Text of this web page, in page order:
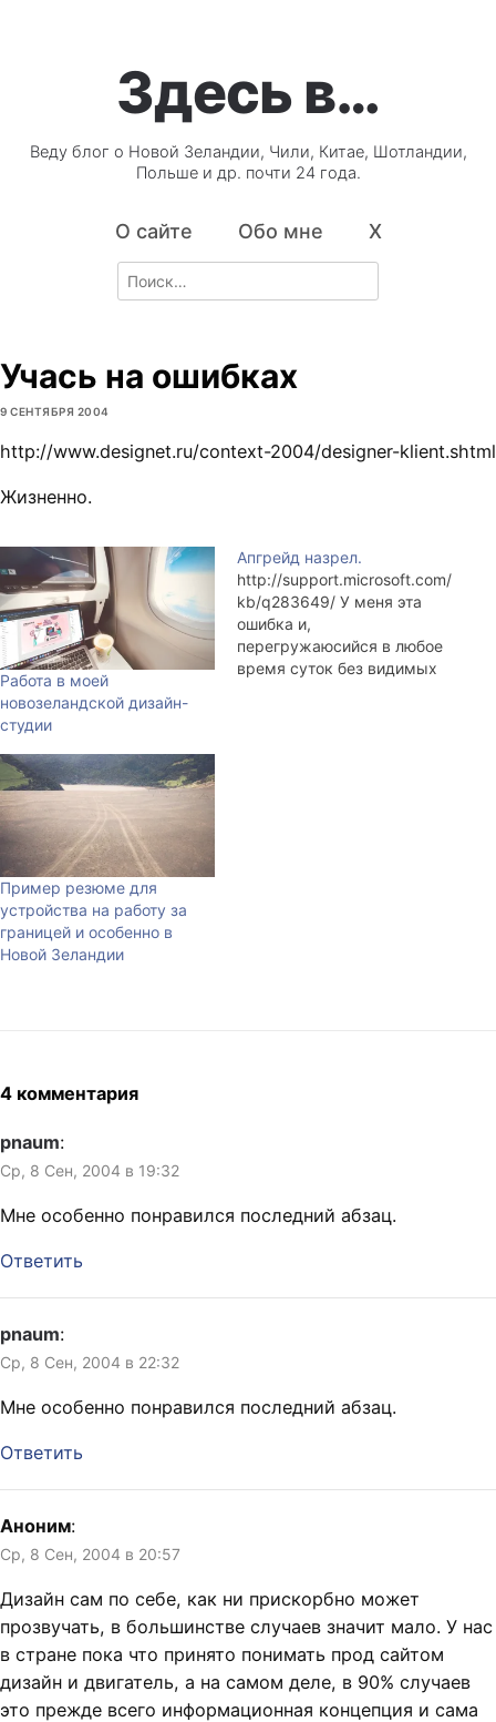
Здесь в…
Веду блог о Новой Зеландии, Чили, Китае, Шотландии,
Польше и др. почти 24 года.
О сайте Обо мне X
Search
for:
Учась на ошибках
9 СЕНТЯБРЯ 2004
http://www.designet.ru/context-2004/designer-klient.shtml
Жизненно.
Работа в моей
новозеландской дизайн-
студии
Апгрейд назрел.
http://support.microsoft.com/
kb/q283649/ У меня эта
ошибка и,
перегружаюсийся в любое
время суток без видимых
Пример резюме для
устройства на работу за
границей и особенно в
Новой Зеландии
4 комментария
pnaum:
Ср, 8 Сен, 2004 в 19:32
Мне особенно понравился последний абзац.
Ответить
pnaum:
Ср, 8 Сен, 2004 в 22:32
Мне особенно понравился последний абзац.
Ответить
Аноним:
Ср, 8 Сен, 2004 в 20:57
Дизайн сам по себе, как ни прискорбно может
прозвучать, в большинстве случаев значит мало. У нас
в стране пока что принято понимать прод сайтом
дизайн и двигатель, а на самом деле, в 90% случаев
это прежде всего информационная концепция и сама